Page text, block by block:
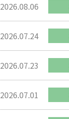
2026.08.06
2026.07.24
2026.07.23
2026.07.01